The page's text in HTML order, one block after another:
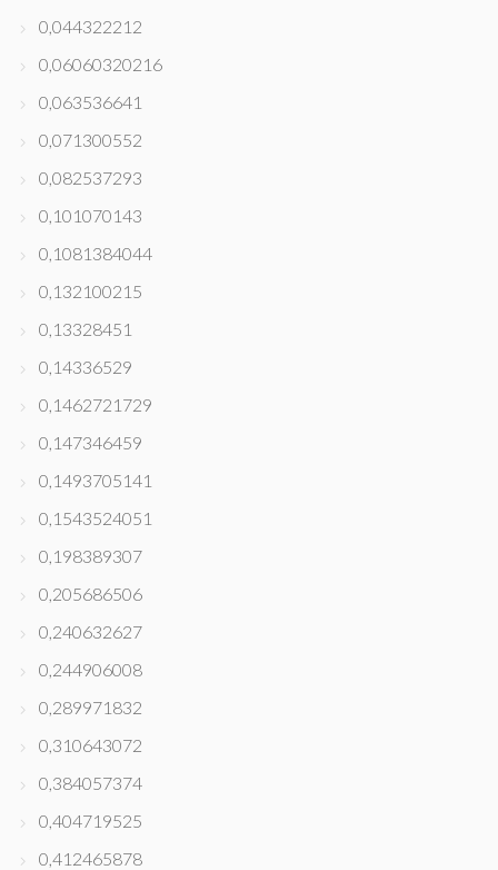
0,044322212
0,06060320216
0,063536641
0,071300552
0,082537293
0,101070143
0,1081384044
0,132100215
0,13328451
0,14336529
0,1462721729
0,147346459
0,1493705141
0,1543524051
0,198389307
0,205686506
0,240632627
0,244906008
0,289971832
0,310643072
0,384057374
0,404719525
0,412465878